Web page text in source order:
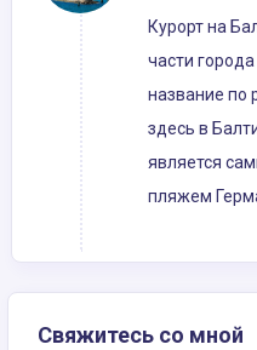
Курорт на
части
название по
здесь в
является
пляжем
Свяжитесь со мной